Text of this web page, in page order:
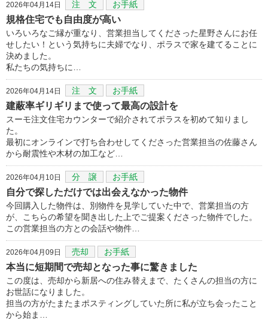
2026年04月14日 注 文 お手紙
規格住宅でも自由度が高い
いろいろなご縁が重なり、営業担当してくださった星野さんにお任
せしたい！という気持ちに夫婦でなり、ポラスで家を建てることに
決めました。
私たちの気持ちに…
2026年04月14日 注 文 お手紙
建蔽率ギリギリまで使って最高の設計を
スーモ注文住宅カウンターで紹介されてポラスを初めて知りまし
た。
最初にオンラインで打ち合わせしてくださった営業担当の佐藤さん
から耐震性や木材の加工など…
2026年04月10日 分 譲 お手紙
自分で探しただけでは出会えなかった物件
今回購入した物件は、別物件を見学していた中で、営業担当の方
が、こちらの希望を聞き出した上でご提案くださった物件でした。
この営業担当の方との会話や物件…
2026年04月09日 売却 お手紙
本当に短期間で売却となった事に驚きました
この度は、売却から新居への住み替えまで、たくさんの担当の方に
お世話になりました。
担当の方がたまたまポスティングしていた所に私が立ち会ったこと
から始ま…